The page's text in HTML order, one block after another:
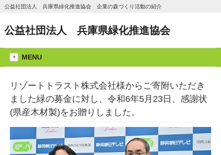
公益社団法人 兵庫県緑化推進協会 企業の森づくり活動の紹介
公益社団法人 兵庫県緑化推進協会
MENU
リゾートトラスト株式会社様からご寄附いただき
ました緑の募金に対し、令和6年5月23日、感謝状
(県産木材製)をお贈りしました。